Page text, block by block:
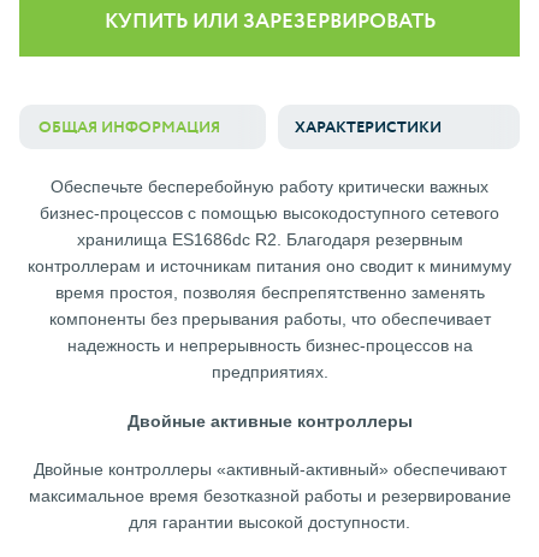
КУПИТЬ ИЛИ ЗАРЕЗЕРВИРОВАТЬ
ОБЩАЯ ИНФОРМАЦИЯ ХАРАКТЕРИСТИКИ
Обеспечьте бесперебойную работу критически важных
бизнес-процессов с помощью высокодоступного сетевого
хранилища ES1686dc R2. Благодаря резервным
контроллерам и источникам питания оно сводит к минимуму
время простоя, позволяя беспрепятственно заменять
компоненты без прерывания работы, что обеспечивает
надежность и непрерывность бизнес-процессов на
предприятиях.
Двойные активные контроллеры
Двойные контроллеры «активный-активный» обеспечивают
максимальное время безотказной работы и резервирование
для гарантии высокой доступности.